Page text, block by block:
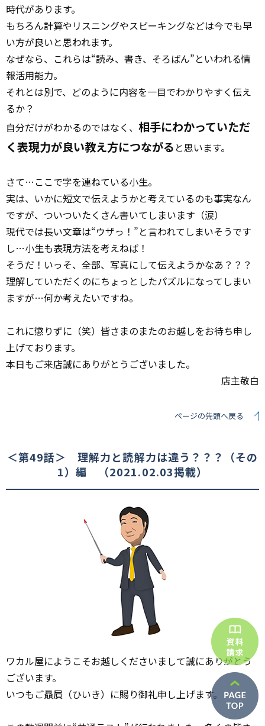
時代があります。
もちろん計算やリスニングやスピーキングなどは今でも早
い方が良いと思われます。
なぜなら、これらは“読み、書き、そろばん”といわれる情
報活用能力。
それとは別で、どのように内容を一目でわかりやすく伝え
るか？
自分だけがわかるのではなく、 相手にわかっていただ
く表現力が良い教え方につながる と思います。
さて…ここで字を連ねている小生。
実は、いかに短文で伝えようかと考えているのも事実なん
ですが、ついついたくさん書いてしまいます（涙）
現代では長い文章は“ウザっ！”と言われてしまいそうです
し…小生も表現方法を考えねば！
そうだ！いっそ、全部、写真にして伝えようかなあ？？？
理解していただくのにちょっとしたパズルになってしまい
ますが…何か考えたいですね。
これに懲りずに（笑）皆さまのまたのお越しをお待ち申し
上げております。
本日もご来店誠にありがとうございました。
店主敬白
ページの先頭へ戻る
＜第49話＞ 理解力と読解力は違う？？？（その
1）編 （2021.02.03掲載）
ワカル屋にようこそお越しくださいまして誠にありがとう
ございます。
いつもご贔屓（ひいき）に賜り御礼申し上げます。